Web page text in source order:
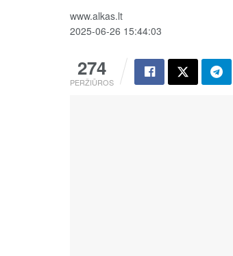
www.alkas.lt
2025-06-26 15:44:03
274
PERŽIŪROS